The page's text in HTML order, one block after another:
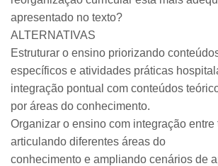
apresentado no texto?
ALTERNATIVAS
Estruturar o ensino priorizando
específicos e atividades práticas
integração pontual com conteúdos
por áreas do conhecimento.
Organizar o ensino com integração entre
articulando diferentes áreas do
conhecimento e ampliando cenários de